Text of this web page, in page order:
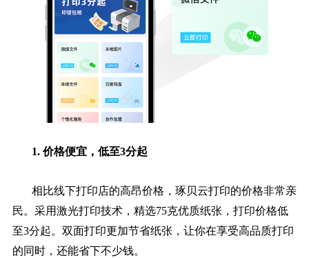
1. 价格便宜，低至3分起
相比线下打印店的高昂价格，琢贝云打印的价格非常亲
民。采用激光打印技术，精选75克优质纸张，打印价格低
至3分起。双面打印更加节省纸张，让你在享受高品质打印
的同时，还能省下不少钱。